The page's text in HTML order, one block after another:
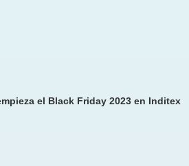
el Black Friday 2023 en Inditex